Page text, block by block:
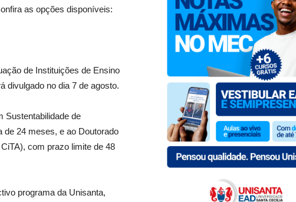
as opções disponíveis:
de Instituições de Ensino
divulgado no dia 7 de agosto.
Sustentabilidade de
24 meses, e ao Doutorado
com prazo limite de 48
programa da Unisanta,